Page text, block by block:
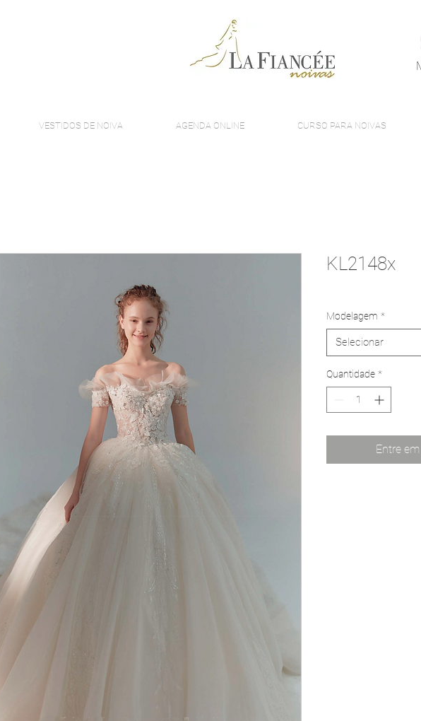
VESTIDOS DE NOIVA AGENDA ONLINE CURSO PARA NOIVAS
KL2148x
Modelagem *
Selecionar
Quantidade *
Entre